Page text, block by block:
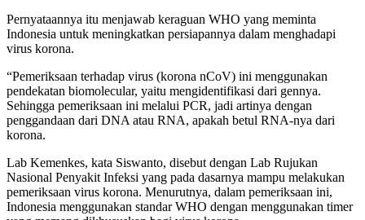
Pernyataannya itu menjawab keraguan WHO yang meminta
Indonesia untuk meningkatkan persiapannya dalam menghadapi
virus korona.
“Pemeriksaan terhadap virus (korona nCoV) ini menggunakan
pendekatan biomolecular, yaitu mengidentifikasi dari gennya.
Sehingga pemeriksaan ini melalui PCR, jadi artinya dengan
penggandaan dari DNA atau RNA, apakah betul RNA-nya dari
korona.
Lab Kemenkes, kata Siswanto, disebut dengan Lab Rujukan
Nasional Penyakit Infeksi yang pada dasarnya mampu melakukan
pemeriksaan virus korona. Menurutnya, dalam pemeriksaan ini,
Indonesia menggunakan standar WHO dengan menggunakan timer